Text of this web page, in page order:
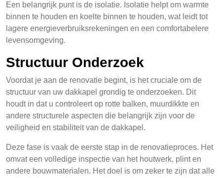
Een belangrijk punt is de isolatie. Isolatie helpt om warmte
binnen te houden en koelte binnen te houden, wat leidt tot
lagere energieverbruiksrekeningen en een comfortabelere
levensomgeving.
Structuur Onderzoek
Voordat je aan de renovatie begint, is het cruciale om de
structuur van uw dakkapel grondig te onderzoeken. Dit
houdt in dat u controleert op rotte balken, muurdikkte en
andere structurele aspecten die belangrijk zijn voor de
veiligheid en stabiliteit van de dakkapel.
Deze fase is vaak de eerste stap in de renovatieproces. Het
omvat een volledige inspectie van het houtwerk, plint en
andere bouwmaterialen. Het doel is om zeker te zijn dat alle